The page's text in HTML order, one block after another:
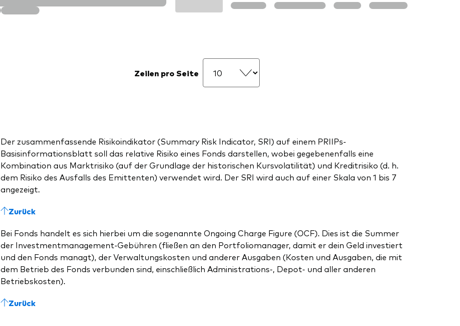
Zeilen pro Seite
Der zusammenfassende Risikoindikator (Summary Risk Indicator, SRI) auf einem PRIIPs-
Basisinformationsblatt soll das relative Risiko eines Fonds darstellen, wobei gegebenenfalls eine
Kombination aus Marktrisiko (auf der Grundlage der historischen Kursvolatilität) und Kreditrisiko (d. h.
dem Risiko des Ausfalls des Emittenten) verwendet wird. Der SRI wird auch auf einer Skala von 1 bis 7
angezeigt.
Zurück
Bei Fonds handelt es sich hierbei um die sogenannte Ongoing Charge Figure (OCF). Dies ist die Summer
der Investmentmanagement-Gebühren (fließen an den Portfoliomanager, damit er dein Geld investiert
und den Fonds managt), der Verwaltungskosten und anderer Ausgaben (Kosten und Ausgaben, die mit
dem Betrieb des Fonds verbunden sind, einschließlich Administrations-, Depot- und aller anderen
Betriebskosten).
Zurück